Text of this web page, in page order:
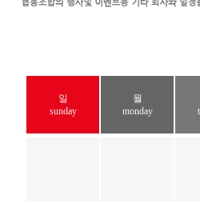
일
sunday
월
monday